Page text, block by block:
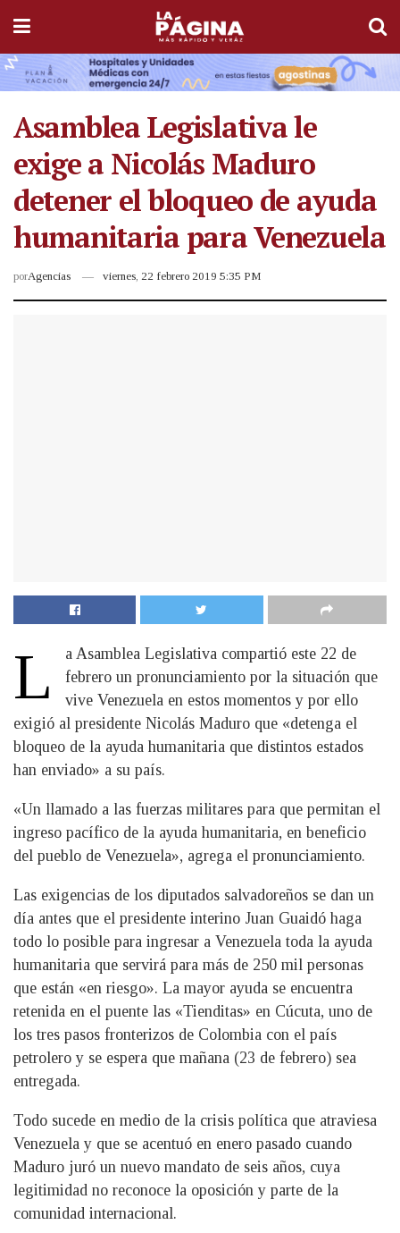
Asamblea Legislativa le
exige a Nicolás Maduro
detener el bloqueo de ayuda
humanitaria para Venezuela
porAgencias viernes, 22 febrero 2019 5:35 PM
L
a Asamblea Legislativa compartió este 22 de
febrero un pronunciamiento por la situación que
vive Venezuela en estos momentos y por ello
exigió al presidente Nicolás Maduro que «detenga el
bloqueo de la ayuda humanitaria que distintos estados
han enviado» a su país.
«Un llamado a las fuerzas militares para que permitan el
ingreso pacífico de la ayuda humanitaria, en beneficio
del pueblo de Venezuela», agrega el pronunciamiento.
Las exigencias de los diputados salvadoreños se dan un
día antes que el presidente interino Juan Guaidó haga
todo lo posible para ingresar a Venezuela toda la ayuda
humanitaria que servirá para más de 250 mil personas
que están «en riesgo». La mayor ayuda se encuentra
retenida en el puente las «Tienditas» en Cúcuta, uno de
los tres pasos fronterizos de Colombia con el país
petrolero y se espera que mañana (23 de febrero) sea
entregada.
Todo sucede en medio de la crisis política que atraviesa
Venezuela y que se acentuó en enero pasado cuando
Maduro juró un nuevo mandato de seis años, cuya
legitimidad no reconoce la oposición y parte de la
comunidad internacional.